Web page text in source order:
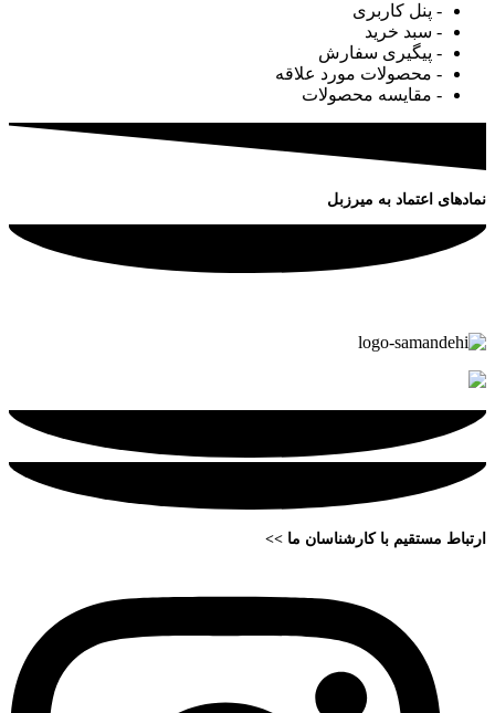
- پنل کاربری
- سبد خرید
- پیگیری سفارش
- محصولات مورد علاقه
- مقایسه محصولات
نمادهای اعتماد به میرزبل
ارتباط مستقیم با کارشناسان ما >>